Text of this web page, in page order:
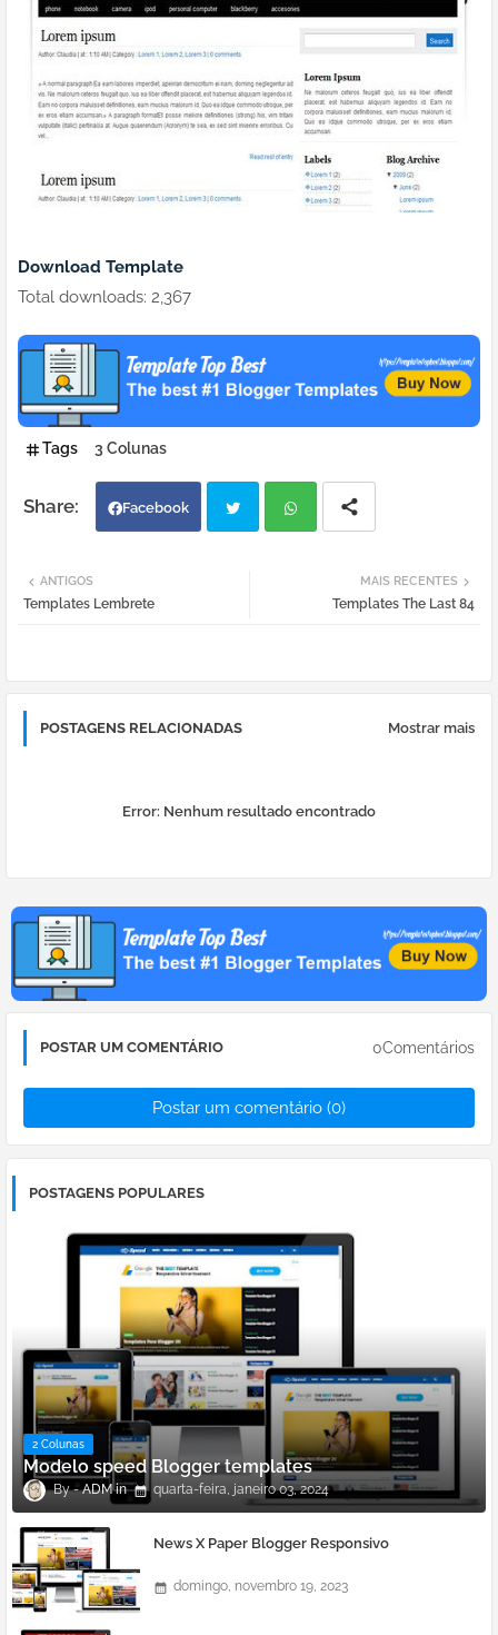
Download Template
Total downloads: 2,367
Tags 3 Colunas
Facebook
MAIS RECENTES
Templates The Last 84
ANTIGOS
Templates Lembrete
POSTAGENS RELACIONADAS Mostrar mais
Error: Nenhum resultado encontrado
POSTAR UM COMENTÁRIO 0Comentários
Postar um comentário (0)
POSTAGENS POPULARES
2 Colunas
Modelo speed Blogger templates
ADM quarta-feira, janeiro 03, 2024
News X Paper Blogger Responsivo
domingo, novembro 19, 2023